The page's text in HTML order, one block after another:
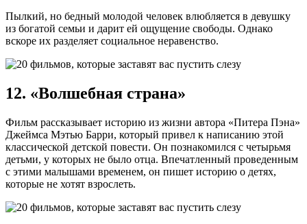
Пылкий, но бедный молодой человек влюбляется в девушку
из богатой семьи и дарит ей ощущение свободы. Однако
вскоре их разделяет социальное неравенство.
12. «Волшебная страна»
Фильм рассказывает историю из жизни автора «Питера Пэна»
Джеймса Мэтью Барри, который привел к написанию этой
классической детской повести. Он познакомился с четырьмя
детьми, у которых не было отца. Впечатленный проведенным
с этими малышами временем, он пишет историю о детях,
которые не хотят взрослеть.